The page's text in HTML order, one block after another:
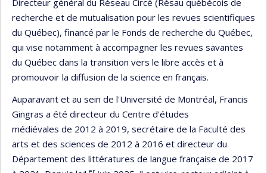
recherche et de mutualisation pour les revues scientifiques
du Québec), financé par le Fonds de recherche du Québec,
qui vise notamment à accompagner les revues savantes
du Québec dans la transition vers le libre accès et à
promouvoir la diffusion de la science en français.
Auparavant et au sein de l'Université de Montréal, Francis
Gingras a été directeur du Centre d'études
médiévales de 2012 à 2019, secrétaire de la Faculté des
arts et des sciences de 2012 à 2016 et directeur du
Département des littératures de langue française de 2017
er